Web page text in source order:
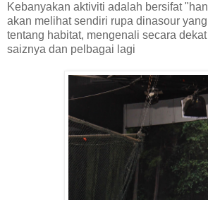
Kebanyakan aktiviti adalah bersifat
akan melihat sendiri rupa dinasour
tentang habitat, mengenali secara
saiznya dan pelbagai lagi